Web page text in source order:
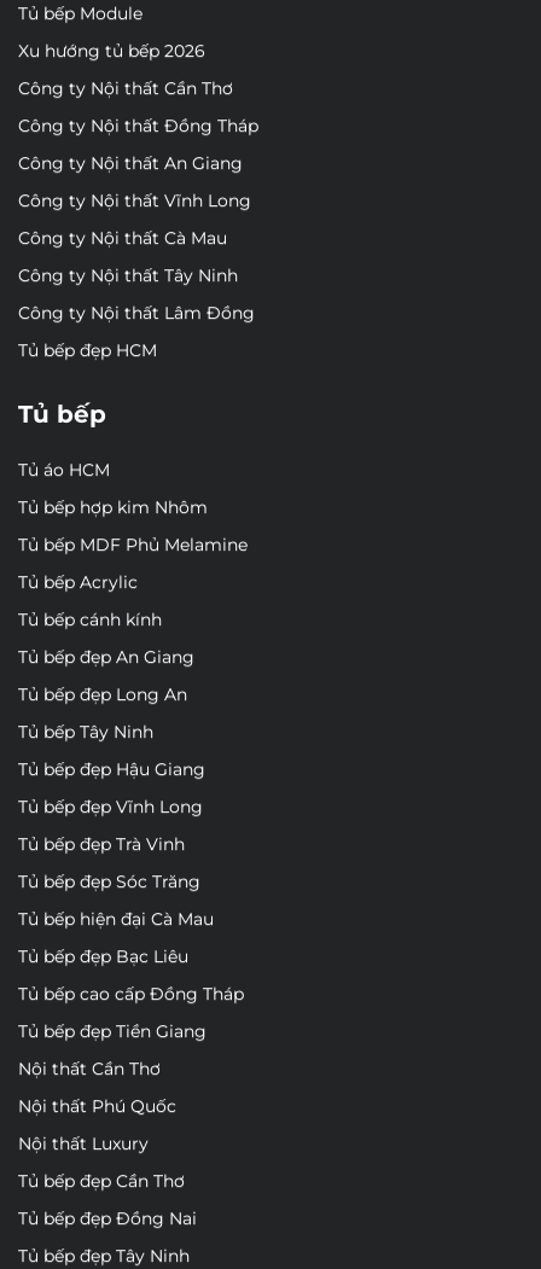
Tủ bếp Module
Xu hướng tủ bếp 2026
Công ty Nội thất Cần Thơ
Công ty Nội thất Đồng Tháp
Công ty Nội thất An Giang
Công ty Nội thất Vĩnh Long
Công ty Nội thất Cà Mau
Công ty Nội thất Tây Ninh
Công ty Nội thất Lâm Đồng
Tủ bếp đẹp HCM
Tủ bếp
Tủ áo HCM
Tủ bếp hợp kim Nhôm
Tủ bếp MDF Phủ Melamine
Tủ bếp Acrylic
Tủ bếp cánh kính
Tủ bếp đẹp An Giang
Tủ bếp đẹp Long An
Tủ bếp Tây Ninh
Tủ bếp đẹp Hậu Giang
Tủ bếp đẹp Vĩnh Long
Tủ bếp đẹp Trà Vinh
Tủ bếp đẹp Sóc Trăng
Tủ bếp hiện đại Cà Mau
Tủ bếp đẹp Bạc Liêu
Tủ bếp cao cấp Đồng Tháp
Tủ bếp đẹp Tiền Giang
Nội thất Cần Thơ
Nội thất Phú Quốc
Nội thất Luxury
Tủ bếp đẹp Cần Thơ
Tủ bếp đẹp Đồng Nai
Tủ bếp đẹp Tây Ninh